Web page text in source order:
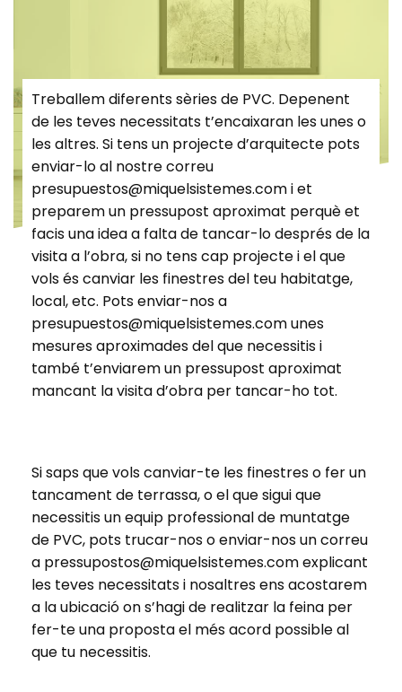
Treballem diferents sèries de PVC. Depenent
de les teves necessitats t’encaixaran les unes o
les altres. Si tens un projecte d’arquitecte pots
enviar-lo al nostre correu
presupuestos@miquelsistemes.com i et
preparem un pressupost aproximat perquè et
facis una idea a falta de tancar-lo després de la
visita a l’obra, si no tens cap projecte i el que
vols és canviar les finestres del teu habitatge,
local, etc. Pots enviar-nos a
presupuestos@miquelsistemes.com unes
mesures aproximades del que necessitis i
també t’enviarem un pressupost aproximat
mancant la visita d’obra per tancar-ho tot.
Si saps que vols canviar-te les finestres o fer un
tancament de terrassa, o el que sigui que
necessitis un equip professional de muntatge
de PVC, pots trucar-nos o enviar-nos un correu
a pressupostos@miquelsistemes.com explicant
les teves necessitats i nosaltres ens acostarem
a la ubicació on s’hagi de realitzar la feina per
fer-te una proposta el més acord possible al
que tu necessitis.